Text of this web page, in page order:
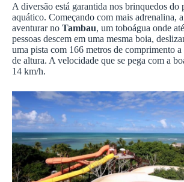
A diversão está garantida nos brinquedos do
aquático. Começando com mais adrenalina,
aventurar no Tambau, um toboágua onde
pessoas descem em uma mesma boia,
uma pista com 166 metros de comprimento a
de altura. A velocidade que se pega com a
14 km/h.